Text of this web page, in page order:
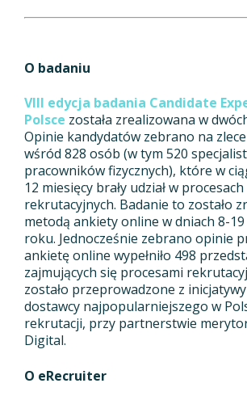
O badaniu
VIII edycja badania Candidate
Polsce została zrealizowana w
Opinie kandydatów zebrano na
wśród 828 osób (w tym 520
pracowników fizycznych), które w
12 miesięcy brały udział w procesach
rekrutacyjnych. Badanie to zostało
metodą ankiety online w dniach 8-19
roku. Jednocześnie zebrano opinie
ankietę online wypełniło 498
zajmujących się procesami
zostało przeprowadzone z
dostawcy najpopularniejszego w
rekrutacji, przy partnerstwie
Digital.
O eRecruiter